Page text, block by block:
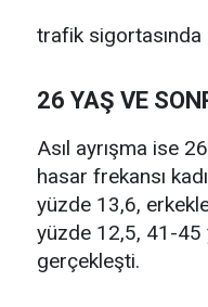
trafik sigortasında
26 YAŞ VE
Asıl ayrışma ise
hasar frekansı
yüzde 13,6,
yüzde 12,5, 41-45
gerçekleşti.